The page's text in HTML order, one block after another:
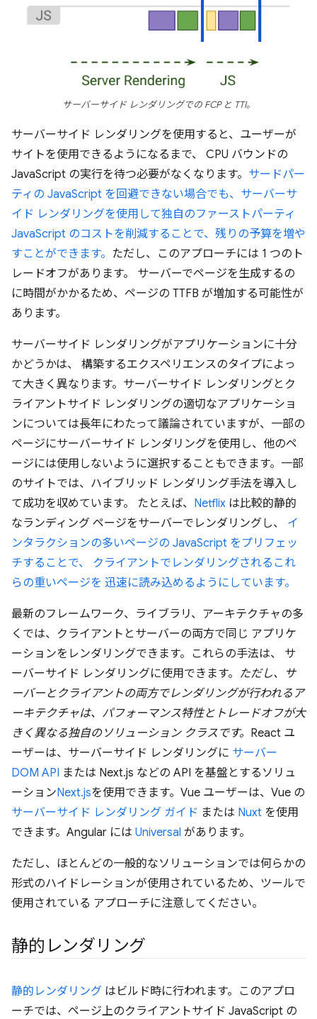
サーバーサイド レンダリングでの FCP と TTI。
サーバーサイド レンダリングを使用すると、ユーザーが
サイトを使用できるようになるまで、 CPU バウンドの
JavaScript の実行を待つ必要がなくなります。 サードパー
ティの JavaScript を回避できない場合でも、サーバーサ
イド レンダリングを使用して独自のファーストパーティ
JavaScript のコストを削減することで、残りの予算を増や
すことができます。 ただし、このアプローチには 1 つのト
レードオフがあります。 サーバーでページを生成するの
に時間がかかるため、ページの TTFB が増加する可能性が
あります。
サーバーサイド レンダリングがアプリケーションに十分
かどうかは、 構築するエクスペリエンスのタイプによっ
て大きく異なります。サーバーサイド レンダリングとク
ライアントサイド レンダリングの適切なアプリケーショ
ンについては長年にわたって議論されていますが、一部の
ページにサーバーサイド レンダリングを使用し、他のペ
ージには使用しないように選択することもできます。一部
のサイトでは、ハイブリッド レンダリング手法を導入し
て成功を収めています。 たとえば、 Netflix は比較的静的
なランディング ページをサーバーでレンダリングし、 イ
ンタラクションの多いページの JavaScript をプリフェッ
チすることで、 クライアントでレンダリングされるこれ
らの重いページを 迅速に読み込めるようにしています。
最新のフレームワーク、ライブラリ、アーキテクチャの多
くでは、クライアントとサーバーの両方で同じ アプリケ
ーションをレンダリングできます。これらの手法は、 サ
ーバーサイド レンダリングに使用できます。 ただし、サ
ーバーとクライアントの両方でレンダリングが行われるア
ーキテクチャは、パフォーマンス特性とトレードオフが大
きく異なる独自のソリューション クラスです。 React ユ
ーザーは、サーバーサイド レンダリングに サーバー
DOM API または Next.js などの API を基盤とするソリュ
ーションNext.jsを使用できます。Vue ユーザーは、Vue の
サーバーサイド レンダリング ガイド または Nuxt を使用
できます。Angular には Universal があります。
ただし、ほとんどの一般的なソリューションでは何らかの
形式のハイドレーションが使用されているため、ツールで
使用されている アプローチに注意してください。
静的レンダリング
静的レンダリング はビルド時に行われます。このアプロ
ーチでは、ページ上のクライアントサイド JavaScript の